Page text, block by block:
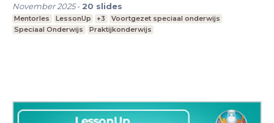
November 2025- 20 slides
Mentorles LessonUp +3
Voortgezet speciaal onderwijs
Speciaal Onderwijs
Praktijkonderwijs